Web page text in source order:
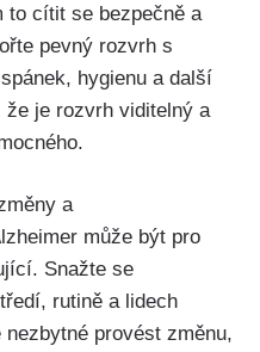
to cítit se bezpečně a
pevný rozvrh s
hygienu a další
je rozvrh viditelný a
a
může být pro
Snažte se
rutině a lidech
provést změnu,